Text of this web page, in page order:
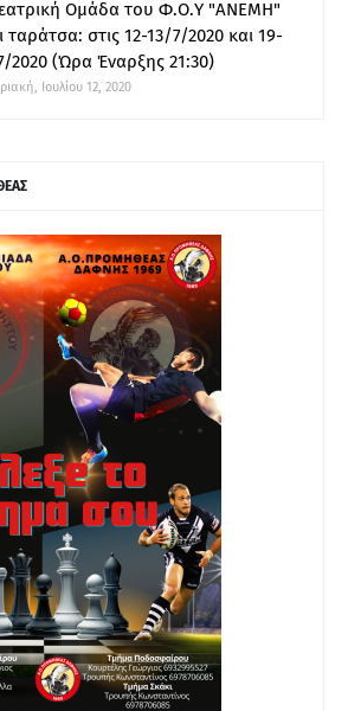
Ομάδα του Φ.Ο.Υ "ΑΝΕΜΗ"
ταράτσα: στις 12-13/7/2020 και 19-
2020 (Ώρα Έναρξης 21:30)
Ιουλίου 12, 2020